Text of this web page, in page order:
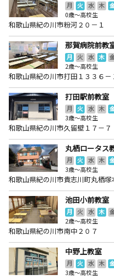
月 火 水 木
0歳～高校生
和歌山県紀の川市粉河２０－１
那賀病院前教
月 火 水 木
2歳～高校生
和歌山県紀の川市打田１３３６
打田駅前教室
月 火 水 木
3歳～高校生
和歌山県紀の川市久留壁１７－７
丸栖ロータス
月 火 水 木
3歳～高校生
和歌山県紀の川市貴志川町丸栖
池田小前教室
月 火 水 木
2歳～高校生
和歌山県紀の川市南中２０７
中野上教室
月 火 水 木
3歳～高校生